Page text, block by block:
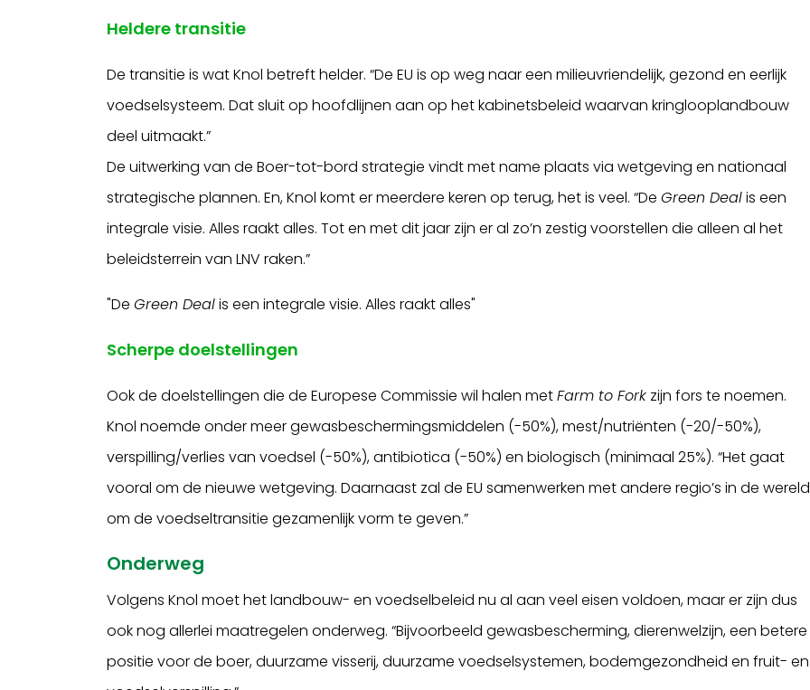
Heldere transitie
De transitie is wat Knol betreft helder. “De EU is op weg naar een milieuvriendelijk, gezond en eerlijk
voedselsysteem. Dat sluit op hoofdlijnen aan op het kabinetsbeleid waarvan kringlooplandbouw
deel uitmaakt.”
De uitwerking van de Boer-tot-bord strategie vindt met name plaats via wetgeving en nationaal
strategische plannen. En, Knol komt er meerdere keren op terug, het is veel. “DeGreen Dealis een
integrale visie. Alles raakt alles. Tot en met dit jaar zijn er al zo’n zestig voorstellen die alleen al het
beleidsterrein van LNV raken.”
"DeGreen Dealis een integrale visie. Alles raakt alles"
Scherpe doelstellingen
Ook de doelstellingen die de Europese Commissie wil halen metFarm to Fork zijn fors te noemen.
Knol noemde onder meer gewasbeschermingsmiddelen (-50%), mest/nutriënten (-20/-50%),
verspilling/verlies van voedsel (-50%), antibiotica (-50%) en biologisch (minimaal 25%). “Het gaat
vooral om de nieuwe wetgeving. Daarnaast zal de EU samenwerken met andere regio’s in de wereld
om de voedseltransitie gezamenlijk vorm te geven.”
Onderweg
Volgens Knol moet het landbouw- en voedselbeleid nu al aan veel eisen voldoen, maar er zijn dus
ook nog allerlei maatregelen onderweg. “Bijvoorbeeld gewasbescherming, dierenwelzijn, een betere
positie voor de boer, duurzame visserij, duurzame voedselsystemen, bodemgezondheid en fruit- en